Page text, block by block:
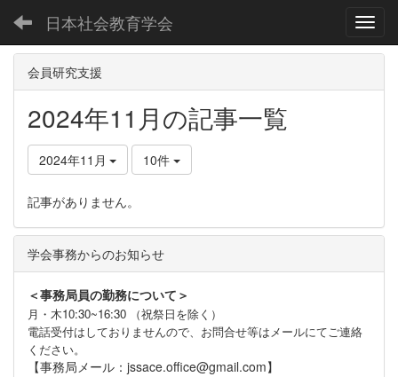
日本社会教育学会
会員研究支援
2024年11月の記事一覧
2024年11月 10件
記事がありません。
学会事務からのお知らせ
＜事務局員の勤務について＞
月・木10:30~16:30 （祝祭日を除く）
電話受付はしておりませんので、お問合せ等はメールにてご連絡
ください。
【事務局メール：jssace.office@gmail.com】